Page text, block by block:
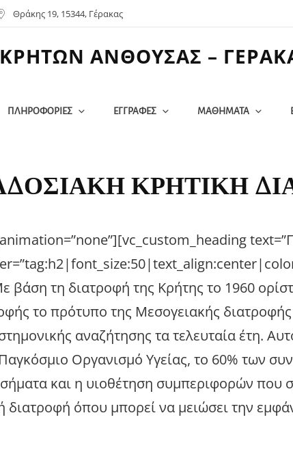
Θράκης 19, 15344, Γέρακας
ΑΝΘΟΥΣΑΣ –
ΠΛΗΡΟΦΟΡΙΕΣ ΕΓΓΡΑΦΕΣ ΜΑΘΗΜΑΤΑ
ΚΡΗΤΙΚΗ
βάση τη διατροφή της Κρήτης το 1960
το πρότυπο της Μεσογειακής
αναζήτησης τα τελευταία έτη.
Οργανισμό Υγείας, το 60% των
και η υιοθέτηση συμπεριφορών που
όπου μπορεί να μειώσει την